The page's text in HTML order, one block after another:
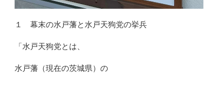
１ 幕末の水戸藩と水戸天狗党の挙兵
「水戸天狗党とは、
水戸藩（現在の茨城県）の